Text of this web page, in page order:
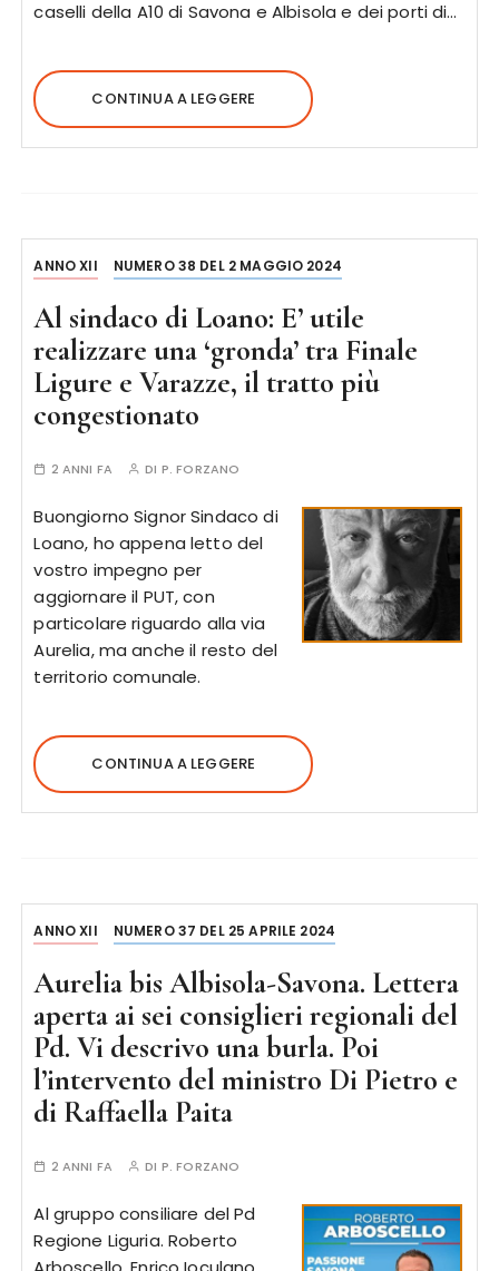
caselli della A10 di Savona e Albisola e dei porti di…
CONTINUA A LEGGERE
ANNO XII NUMERO 38 DEL 2 MAGGIO 2024
Al sindaco di Loano: E’ utile
realizzare una ‘gronda’ tra Finale
Ligure e Varazze, il tratto più
congestionato
2 ANNI FA DI P. FORZANO
Buongiorno Signor Sindaco di
Loano, ho appena letto del
vostro impegno per
aggiornare il PUT, con
particolare riguardo alla via
Aurelia, ma anche il resto del
territorio comunale.
CONTINUA A LEGGERE
ANNO XII NUMERO 37 DEL 25 APRILE 2024
Aurelia bis Albisola-Savona. Lettera
aperta ai sei consiglieri regionali del
Pd. Vi descrivo una burla. Poi
l’intervento del ministro Di Pietro e
di Raffaella Paita
2 ANNI FA DI P. FORZANO
Al gruppo consiliare del Pd
Regione Liguria. Roberto